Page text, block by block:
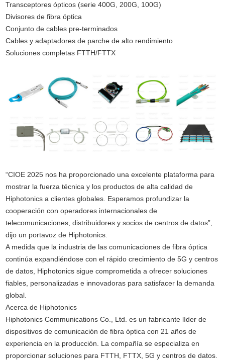
Transceptores ópticos (serie 400G, 200G, 100G)
Divisores de fibra óptica
Conjunto de cables pre-terminados
Cables y adaptadores de parche de alto rendimiento
Soluciones completas FTTH/FTTX
“CIOE 2025 nos ha proporcionado una excelente plataforma para
mostrar la fuerza técnica y los productos de alta calidad de
Hiphotonics a clientes globales. Esperamos profundizar la
cooperación con operadores internacionales de
telecomunicaciones, distribuidores y socios de centros de datos”,
dijo un portavoz de Hiphotonics.
A medida que la industria de las comunicaciones de fibra óptica
continúa expandiéndose con el rápido crecimiento de 5G y centros
de datos, Hiphotonics sigue comprometida a ofrecer soluciones
fiables, personalizadas e innovadoras para satisfacer la demanda
global.
Acerca de Hiphotonics
Hiphotonics Communications Co., Ltd. es un fabricante líder de
dispositivos de comunicación de fibra óptica con 21 años de
experiencia en la producción. La compañía se especializa en
proporcionar soluciones para FTTH, FTTX, 5G y centros de datos.